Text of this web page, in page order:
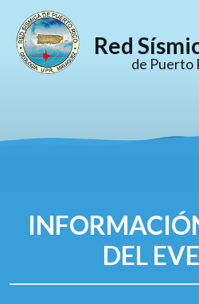
Red
de Puerto
DEL